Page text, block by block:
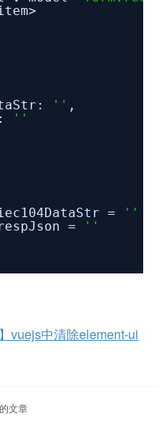
'' ,
''
=
''
=
''
】vuejs中清除element-ui
的文章